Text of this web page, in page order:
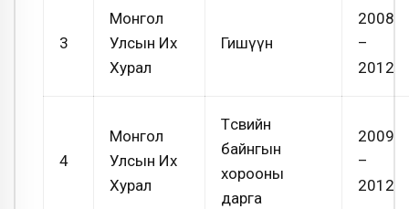
3
Монгол
Улсын Их
Хурал
Гишүүн
2008
–
2012
4
Монгол
Улсын Их
Хурал
Төсвийн
байнгын
хорооны
дарга
2009
–
2012